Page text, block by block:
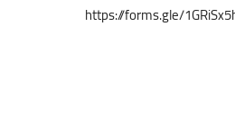
https://forms.gle/